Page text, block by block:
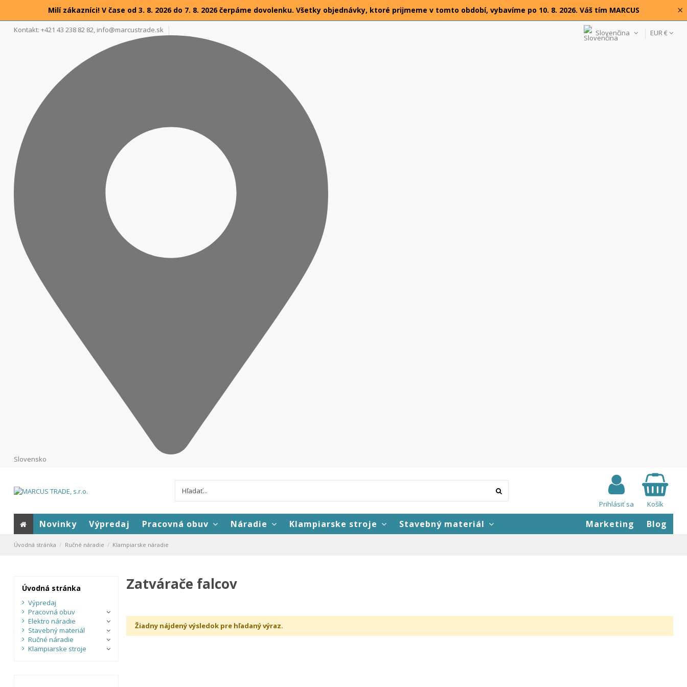
Milí zákazníci! V čase od 3. 8. 2026 do 7. 8. 2026 čerpáme dovolenku. Všetky objednávky, ktoré prijmeme v tomto období, vybavíme po 10. 8. 2026. Váš tím MARCUS ×
Kontakt: +421 43 238 82 82, info@marcustrade.sk
Slovensko
Slovenčina EUR €
Prihlásiť sa Košík
Novinky Výpredaj Pracovná obuv Náradie Klampiarske stroje Stavebný materiál Blog
Marketing
Úvodná stránka Ručné náradie Klampiarske náradie
Zatvárače falcov
Žiadny nájdený výsledok pre hľadaný výraz.
Úvodná stránka
Výpredaj
Pracovná obuv
Elektro náradie
Stavebný materiál
Ručné náradie
Klampiarske stroje